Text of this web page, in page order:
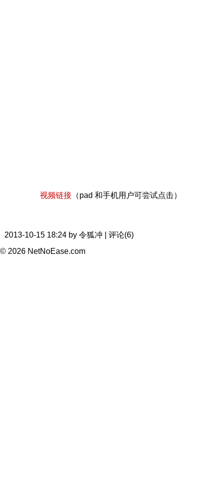
视频链接（pad 和手机用户可尝试点击）
2013-10-15 18:24 by 令狐冲 | 评论(6)
© 2026 NetNoEase.com